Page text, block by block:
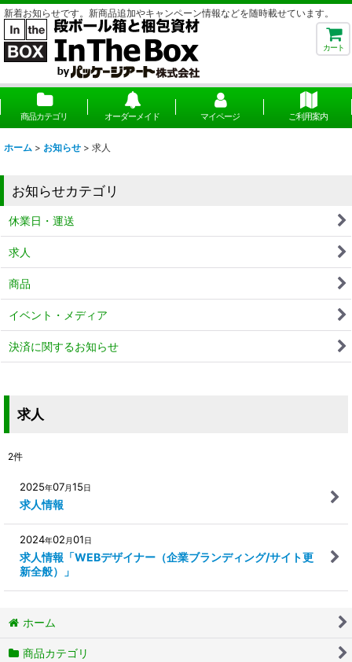
新着お知らせです。新商品追加やキャンペーン情報などを随時載せています。
カート
商品カテゴリ オーダーメイド マイページ ご利用案内
ホーム > お知らせ > 求人
求人
2件
2025年07月15日
求人情報
2024年02 月01日
求人情報「WEBデザイナー（企業ブランディング/サイト更
新全般）」
お知らせカテゴリ
休業日・運送
求人
商品
イベント・メディア
決済に関するお知らせ
ホーム
商品カテゴリ